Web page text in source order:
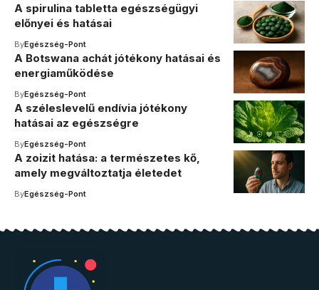
A spirulina tabletta egészségügyi
előnyei és hatásai
ByEgészség-Pont
A Botswana achát jótékony hatásai és
energiaműködése
ByEgészség-Pont
A széleslevelű endívia jótékony
hatásai az egészségre
ByEgészség-Pont
A zoizit hatása: a természetes kő,
amely megváltoztatja életedet
ByEgészség-Pont